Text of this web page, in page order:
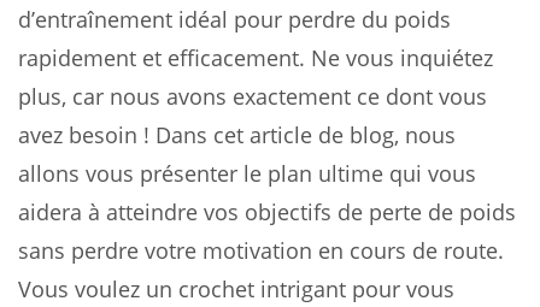
d’entraînement idéal pour perdre du poids
rapidement et efficacement. Ne vous inquiétez
plus, car nous avons exactement ce dont vous
avez besoin ! Dans cet article de blog, nous
allons vous présenter le plan ultime qui vous
aidera à atteindre vos objectifs de perte de poids
sans perdre votre motivation en cours de route.
Vous voulez un crochet intrigant pour vous